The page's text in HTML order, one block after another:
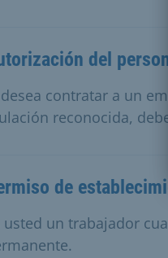
del
contratar a un
reconocida,
de
usted un trabajador